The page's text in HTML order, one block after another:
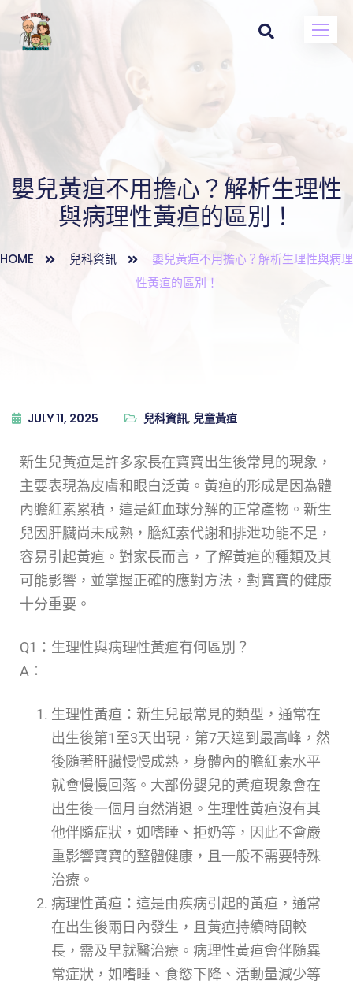
嬰兒黃疸不用擔心？解析生理性
與病理性黃疸的區別！
HOME 兒科資訊
嬰兒黃疸不用擔心？解析生理性與病理
性黃疸的區別！
JULY 11, 2025 兒科資訊, 兒童黃疸
新生兒黃疸是許多家長在寶寶出生後常見的現象，
主要表現為皮膚和眼白泛黃。黃疸的形成是因為體
內膽紅素累積，這是紅血球分解的正常產物。新生
兒因肝臟尚未成熟，膽紅素代謝和排泄功能不足，
容易引起黃疸。對家長而言，了解黃疸的種類及其
可能影響，並掌握正確的應對方法，對寶寶的健康
十分重要。
Q1：生理性與病理性黃疸有何區別？
A：
生理性黃疸：新生兒最常見的類型，通常在
出生後第1至3天出現，第7天達到最高峰，然
後隨著肝臟慢慢成熟，身體內的膽紅素水平
就會慢慢回落。大部份嬰兒的黃疸現象會在
出生後一個月自然消退。生理性黃疸沒有其
他伴隨症狀，如嗜睡、拒奶等，因此不會嚴
重影響寶寶的整體健康，且一般不需要特殊
治療。
病理性黃疸：這是由疾病引起的黃疸，通常
在出生後兩日內發生，且黃疸持續時間較
長，需及早就醫治療。病理性黃疸會伴隨異
常症狀，如嗜睡、食慾下降、活動量減少等